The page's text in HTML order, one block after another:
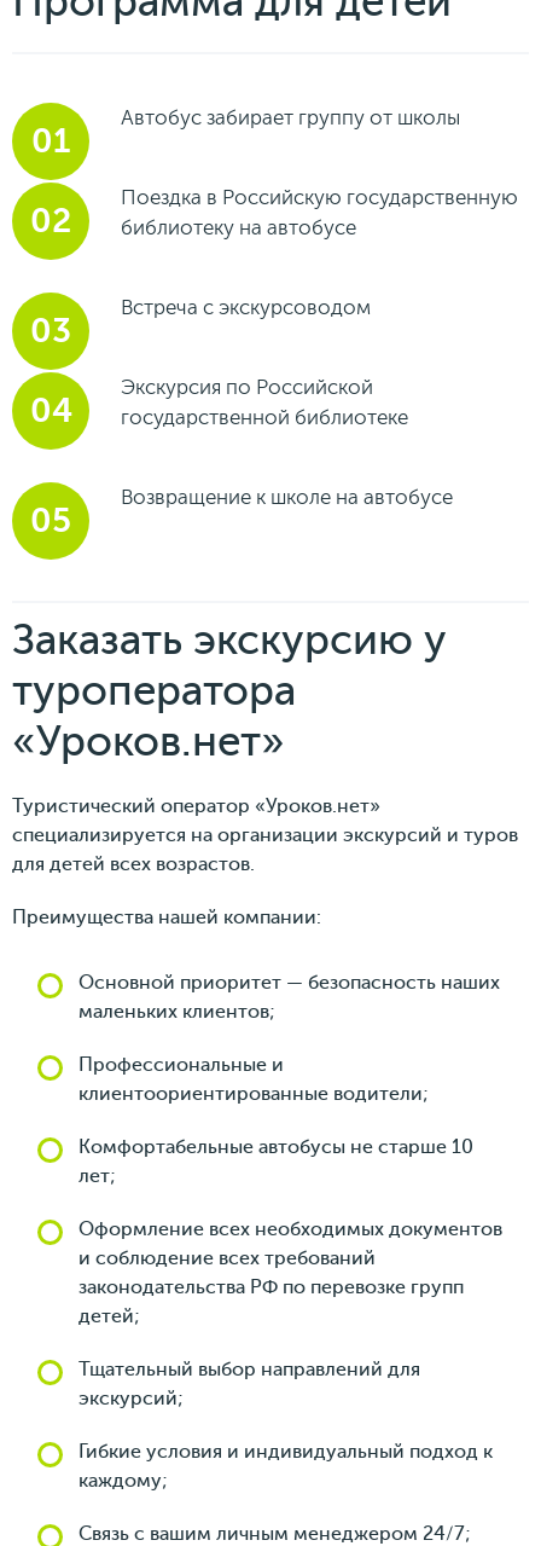
Автобус забирает группу от школы
Поездка в Российскую государственную
библиотеку на автобусе
Встреча с экскурсоводом
Экскурсия по Российской
государственной библиотеке
Возвращение к школе на автобусе
Заказать экскурсию у
туроператора
«‎Уроков.нет»
Туристический оператор «‎Уроков.нет»
специализируется на организации экскурсий и туров
для детей всех возрастов.
Преимущества нашей компании:
Основной приоритет — безопасность наших
маленьких клиентов;
Профессиональные и
клиентоориентированные водители;
Комфортабельные автобусы не старше 10
лет;
Оформление всех необходимых документов
и соблюдение всех требований
законодательства РФ по перевозке групп
детей;
Тщательный выбор направлений для
экскурсий;
Гибкие условия и индивидуальный подход к
каждому;
Связь с вашим личным менеджером 24/7;